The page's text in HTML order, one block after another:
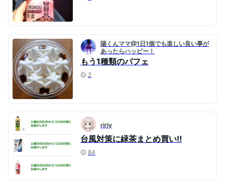
陽くんママ@1日1個でも楽しい良い事が
あったらハッピー！
もう1種類のパフェ
2
ririy
台風対策に緑茶まとめ買い‼️
84